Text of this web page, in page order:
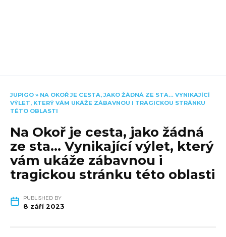
JUPIGO » NA OKOŘ JE CESTA, JAKO ŽÁDNÁ ZE STA… VYNIKAJÍCÍ
VÝLET, KTERÝ VÁM UKÁŽE ZÁBAVNOU I TRAGICKOU STRÁNKU
TÉTO OBLASTI
Na Okoř je cesta, jako žádná
ze sta… Vynikající výlet, který
vám ukáže zábavnou i
tragickou stránku této oblasti
PUBLISHED BY
8 září 2023